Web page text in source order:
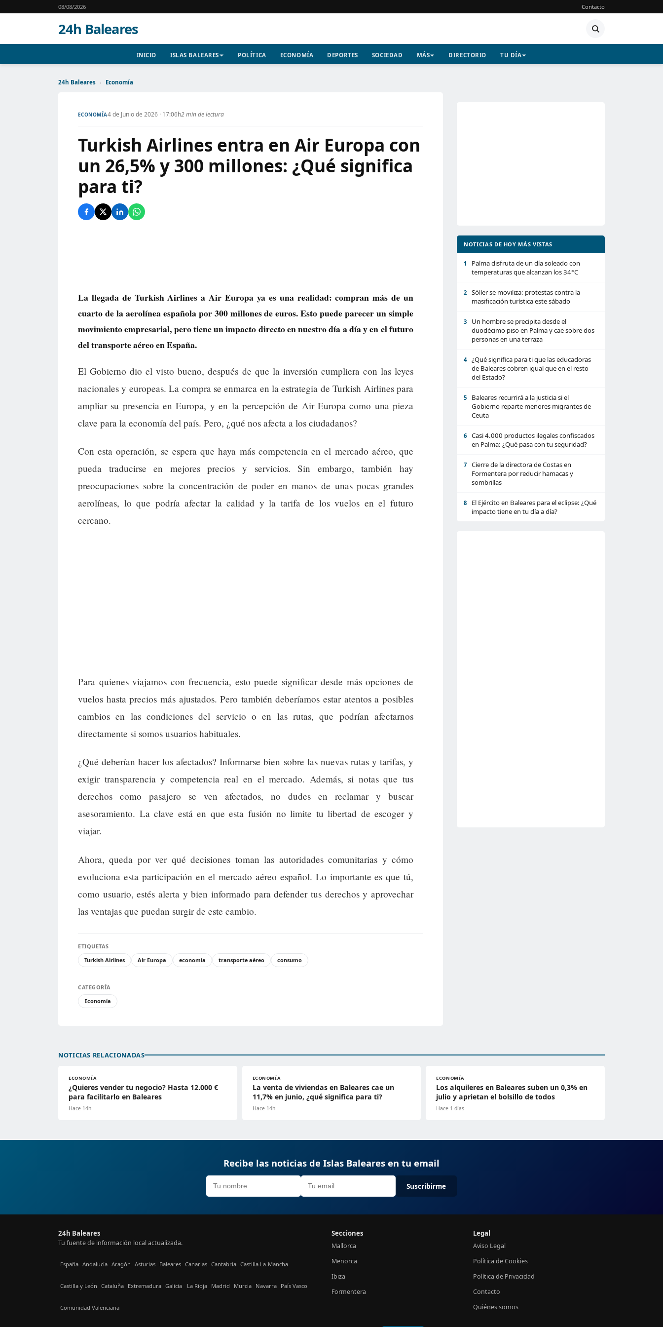
08/08/2026 Contacto
24h Baleares
INICIO ISLAS BALEARES POLÍTICA ECONOMÍA DEPORTES SOCIEDAD MÁS DIRECTORIO TU DÍA
24h Baleares › Economía
ECONOMÍA4 de Junio de 2026 · 17:06h2 min de lectura
Turkish Airlines entra en Air Europa con
un 26,5% y 300 millones: ¿Qué significa
para ti?
La llegada de Turkish Airlines a Air Europa ya es una realidad: compran más de un
cuarto de la aerolínea española por 300 millones de euros. Esto puede parecer un simple
movimiento empresarial, pero tiene un impacto directo en nuestro día a día y en el futuro
del transporte aéreo en España.
El Gobierno dio el visto bueno, después de que la inversión cumpliera con las leyes
nacionales y europeas. La compra se enmarca en la estrategia de Turkish Airlines para
ampliar su presencia en Europa, y en la percepción de Air Europa como una pieza
clave para la economía del país. Pero, ¿qué nos afecta a los ciudadanos?
Con esta operación, se espera que haya más competencia en el mercado aéreo, que
pueda traducirse en mejores precios y servicios. Sin embargo, también hay
preocupaciones sobre la concentración de poder en manos de unas pocas grandes
aerolíneas, lo que podría afectar la calidad y la tarifa de los vuelos en el futuro
cercano.
Para quienes viajamos con frecuencia, esto puede significar desde más opciones de
vuelos hasta precios más ajustados. Pero también deberíamos estar atentos a posibles
cambios en las condiciones del servicio o en las rutas, que podrían afectarnos
directamente si somos usuarios habituales.
¿Qué deberían hacer los afectados? Informarse bien sobre las nuevas rutas y tarifas, y
exigir transparencia y competencia real en el mercado. Además, si notas que tus
derechos como pasajero se ven afectados, no dudes en reclamar y buscar
asesoramiento. La clave está en que esta fusión no limite tu libertad de escoger y
viajar.
Ahora, queda por ver qué decisiones toman las autoridades comunitarias y cómo
evoluciona esta participación en el mercado aéreo español. Lo importante es que tú,
como usuario, estés alerta y bien informado para defender tus derechos y aprovechar
las ventajas que puedan surgir de este cambio.
ETIQUETAS
Turkish Airlines
Air Europa economía transporte aéreo consumo
CATEGORÍA
Economía
NOTICIAS DE HOY MÁS VISTAS
1
Palma disfruta de un día soleado con
temperaturas que alcanzan los 34°C
2
Sóller se moviliza: protestas contra la
masificación turística este sábado
3
Un hombre se precipita desde el
duodécimo piso en Palma y cae sobre dos
personas en una terraza
4
¿Qué significa para ti que las educadoras
de Baleares cobren igual que en el resto
del Estado?
5
Baleares recurrirá a la justicia si el
Gobierno reparte menores migrantes de
Ceuta
6
Casi 4.000 productos ilegales confiscados
en Palma: ¿Qué pasa con tu seguridad?
7
Cierre de la directora de Costas en
Formentera por reducir hamacas y
sombrillas
8
El Ejército en Baleares para el eclipse: ¿Qué
impacto tiene en tu día a día?
NOTICIAS RELACIONADAS
ECONOMÍA
¿Quieres vender tu negocio? Hasta 12.000 €
para facilitarlo en Baleares
Hace 14h
ECONOMÍA
La venta de viviendas en Baleares cae un
11,7% en junio, ¿qué significa para ti?
Hace 14h
ECONOMÍA
Los alquileres en Baleares suben un 0,3% en
julio y aprietan el bolsillo de todos
Hace 1 días
Recibe las noticias de Islas Baleares en tu email
Suscribirme
24h Baleares
Tu fuente de información local actualizada.
España Andalucía Aragón Asturias Baleares Canarias Cantabria Castilla La-Mancha
Castilla y León Cataluña Extremadura Galicia La Rioja Madrid Murcia Navarra País Vasco
Comunidad Valenciana
Secciones
Mallorca
Menorca
Ibiza
Formentera
Legal
Aviso Legal
Política de Cookies
Política de Privacidad
Contacto
Quiénes somos